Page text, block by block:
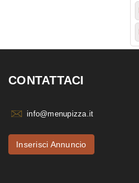
CONTATTACI
info@menupizza.it
Inserisci Annuncio